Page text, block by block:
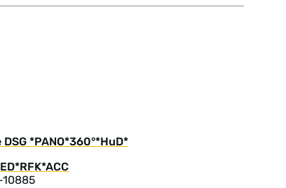
*PANO*360°*HuD*
10885